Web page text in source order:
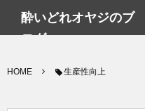
酔いどれオヤジのブ
ログwp
HOME 生産性向上